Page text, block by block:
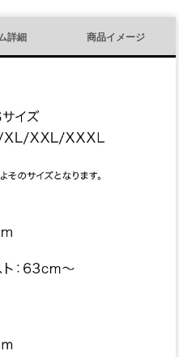
詳細 商品イメージ